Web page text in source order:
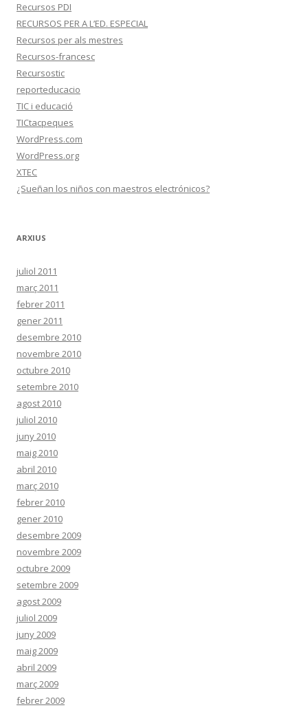
Recursos PDI
RECURSOS PER A L’ED. ESPECIAL
Recursos per als mestres
Recursos-francesc
Recursostic
reporteducacio
TIC i educació
TICtacpeques
WordPress.com
WordPress.org
XTEC
¿Sueñan los niños con maestros electrónicos?
ARXIUS
juliol 2011
març 2011
febrer 2011
gener 2011
desembre 2010
novembre 2010
octubre 2010
setembre 2010
agost 2010
juliol 2010
juny 2010
maig 2010
abril 2010
març 2010
febrer 2010
gener 2010
desembre 2009
novembre 2009
octubre 2009
setembre 2009
agost 2009
juliol 2009
juny 2009
maig 2009
abril 2009
març 2009
febrer 2009